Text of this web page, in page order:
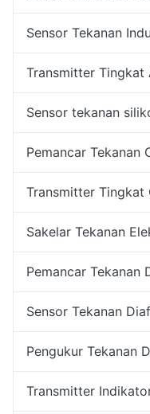
Sensor Tekanan
Transmitter Tingkat
Sensor tekanan
Pemancar Tekanan
Transmitter Tingkat
Sakelar Tekanan
Pemancar Tekanan
Sensor Tekanan
Pengukur Tekanan
Transmitter